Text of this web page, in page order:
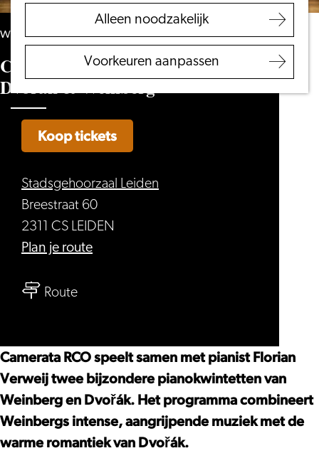
Alleen noodzakelijk
Voorkeuren aanpassen
VVV Leiden
Bereikbaarheid
Regio Leiden
woensdag 17 februari 2027
Camerata RCO & Florian Verweij –
Dvořák & Weinberg
Stadsgehoorzaal Leiden
Breestraat 60
2311 CS LEIDEN
Plan je routenaar
Verweij
–
Dvořák
&
Weinberg
Routenaar
&
Florian
Verweij
–
Dvořák
Koop tickets
Camerata RCO speelt samen met pianist Florian
Verweij twee bijzondere pianokwintetten van
Weinberg en Dvořák. Het programma combineert
Weinbergs intense, aangrijpende muziek met de
warme romantiek van Dvořák.